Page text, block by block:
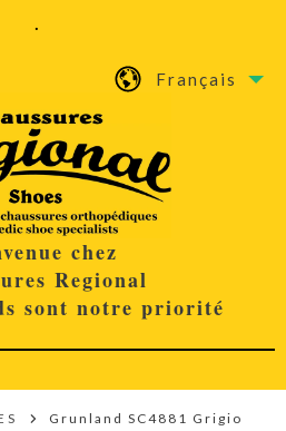
.
Français
chez
Regional
sont notre priorité
Grunland SC4881 Grigio